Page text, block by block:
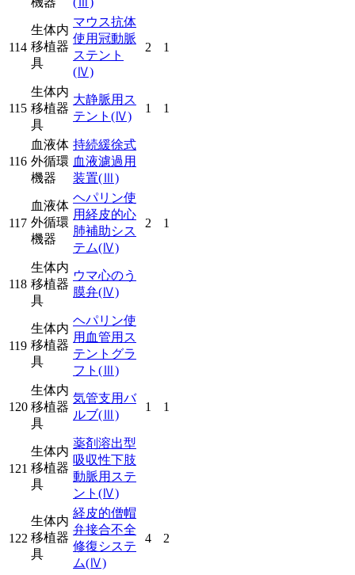
114
生体内
移植器
具
マウス抗体
使用冠動脈
ステント
(Ⅳ)
2 1
115
生体内
移植器
具
大静脈用ス
テント (Ⅳ)
1 1
116
血液体
外循環
機器
持続緩徐式
血液濾過用
装置(Ⅲ)
117
血液体
外循環
機器
ヘパリン使
用経皮的心
肺補助シス
テム(Ⅳ)
2 1
118
生体内
移植器
具
ウマ心のう
膜弁(Ⅳ)
119
生体内
移植器
具
ヘパリン使
用血管用ス
テントグラ
フト (Ⅲ)
120
生体内
移植器
具
気管支用バ
ルブ(Ⅲ)
1 1
121
生体内
移植器
具
薬剤溶出型
吸収性下肢
動脈用ステ
ント (Ⅳ)
122
生体内
移植器
具
経皮的僧帽
弁接合不全
修復システ
ム(Ⅳ)
4 2